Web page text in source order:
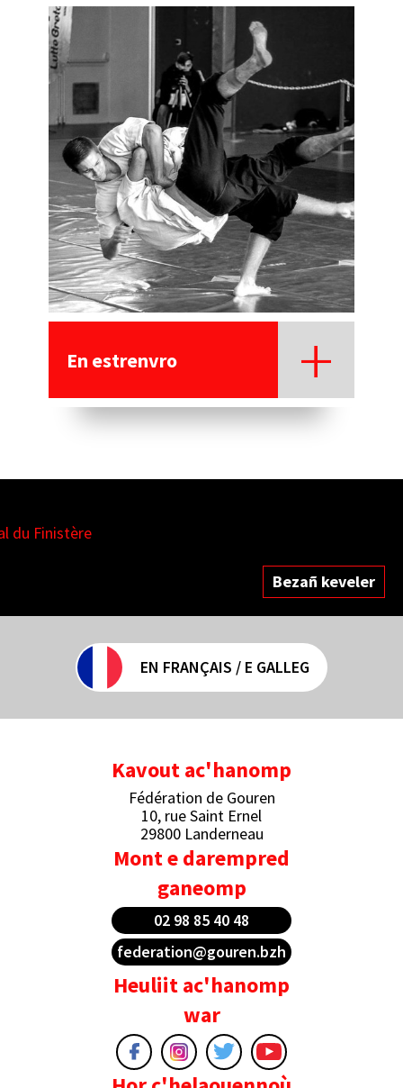
En estrenvro
Bezañ keveler
EN FRANÇAIS / E GALLEG
Kavout ac'hanomp
Fédération de Gouren
10, rue Saint Ernel
29800 Landerneau
Mont e darempred
ganeomp
02 98 85 40 48
federation@gouren.bzh
Heuliit ac'hanomp
war